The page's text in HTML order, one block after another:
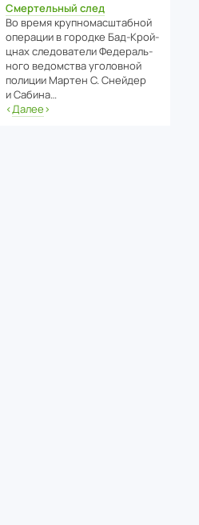
Смертельный след
Во время круп­но­мас­ш­та­бной
операции в городке Бад‑Крой­
цнах следо­ва­тели Феде­раль­
ного ведомства уголо­вной
полиции Мартен С. Снейдер
и Сабина…
‹Далее›